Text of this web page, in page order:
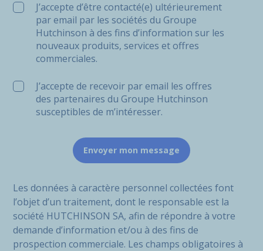
J’accepte d’être contacté(e) ultérieurement
par email par les sociétés du Groupe
Hutchinson à des fins d’information sur les
nouveaux produits, services et offres
commerciales.
J’accepte de recevoir par email les offres
des partenaires du Groupe Hutchinson
susceptibles de m’intéresser.
Les données à caractère personnel collectées font
l’objet d’un traitement, dont le responsable est la
société HUTCHINSON SA, afin de répondre à votre
demande d’information et/ou à des fins de
prospection commerciale. Les champs obligatoires à